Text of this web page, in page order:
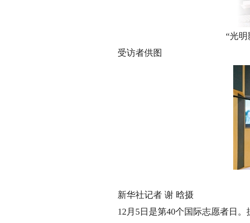
“光明影
受访者供图
新华社记者 谢 晗摄
12月5日是第40个国际志愿者日。